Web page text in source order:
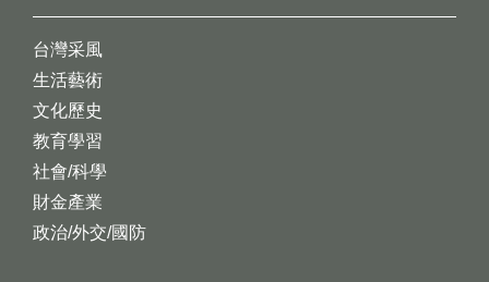
台灣采風
生活藝術
文化歷史
教育學習
社會/科學
財金產業
政治/外交/國防